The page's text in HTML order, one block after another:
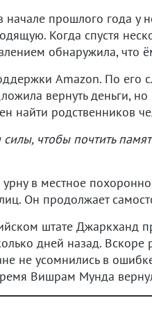
начале прошлого года у
Когда спустя
обнаружила, что
Amazon. По
вернуть деньги,
найти родственников
чтобы почтить
в местное
лиц. Он продолжает
штате Джаркханд
дней назад.
не усомнились в
Вишрам Мунда